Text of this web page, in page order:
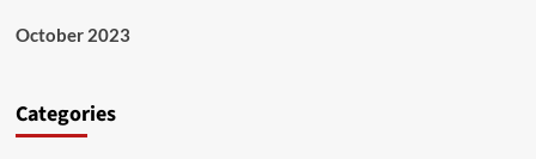
October 2023
Categories